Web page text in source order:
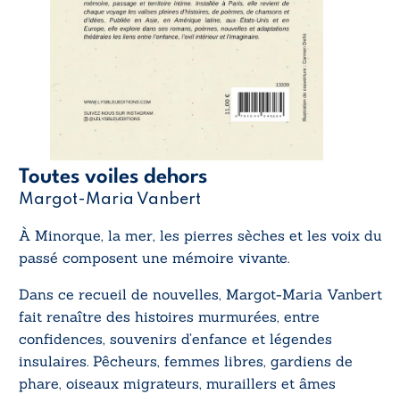
Toutes voiles dehors
Margot-Maria Vanbert
À Minorque, la mer, les pierres sèches et les voix du
passé composent une mémoire vivante.
Dans ce recueil de nouvelles, Margot-Maria Vanbert
fait renaître des histoires murmurées, entre
confidences, souvenirs d’enfance et légendes
insulaires. Pêcheurs, femmes libres, gardiens de
phare, oiseaux migrateurs, muraillers et âmes